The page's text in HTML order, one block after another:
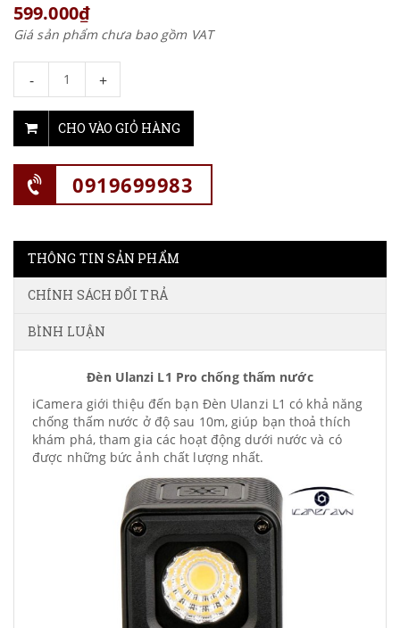
599.000₫
Giá sản phẩm chưa bao gồm VAT
- +
CHO VÀO GIỎ HÀNG
0919699983
THÔNG TIN SẢN PHẨM
CHÍNH SÁCH ĐỔI TRẢ
BÌNH LUẬN
Đèn Ulanzi L1 Pro chống thấm nước
iCamera giới thiệu đến bạn Đèn Ulanzi L1 có khả năng
chống thấm nước ở độ sau 10m, giúp bạn thoả thích
khám phá, tham gia các hoạt động dưới nước và có
được những bức ảnh chất lượng nhất.